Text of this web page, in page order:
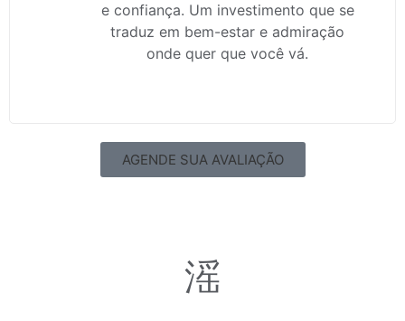
e confiança. Um investimento que se
traduz em bem-estar e admiração
onde quer que você vá.
AGENDE SUA AVALIAÇÃO